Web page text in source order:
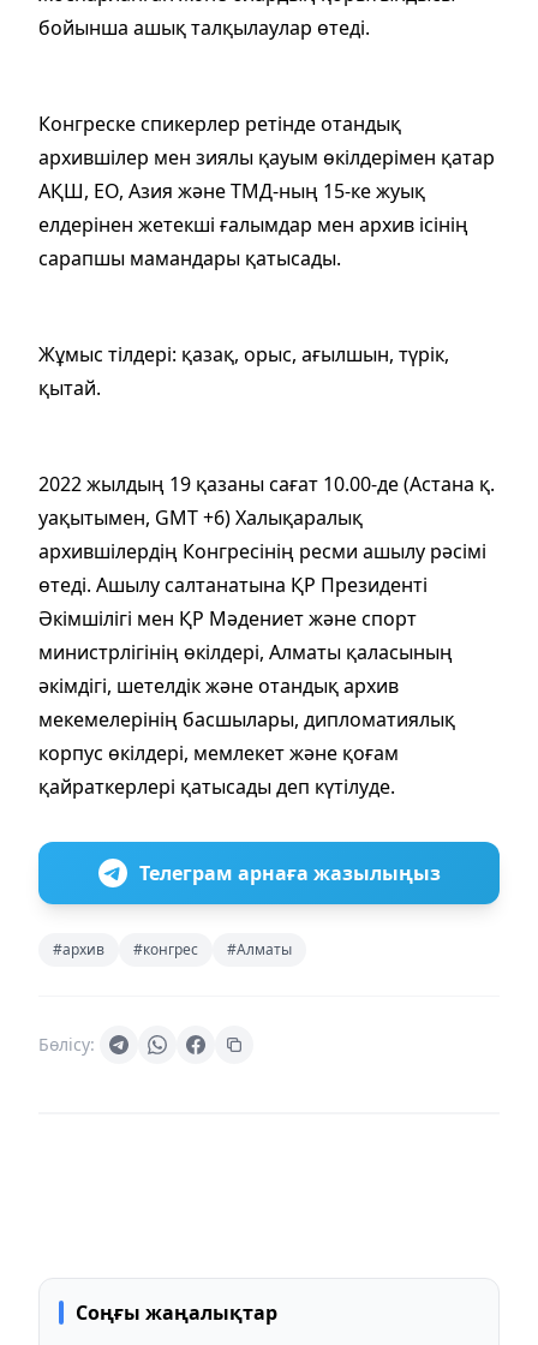
бойынша ашық талқылаулар өтеді.
Конгреске спикерлер ретінде отандық
архившілер мен зиялы қауым өкілдерімен қатар
АҚШ, ЕО, Азия және ТМД-ның 15-ке жуық
елдерінен жетекші ғалымдар мен архив ісінің
сарапшы мамандары қатысады.
Жұмыс тілдері: қазақ, орыс, ағылшын, түрік,
қытай.
2022 жылдың 19 қазаны сағат 10.00-де (Астана қ.
уақытымен, GMT +6) Халықаралық
архившілердің Конгресінің ресми ашылу рәсімі
өтеді. Ашылу салтанатына ҚР Президенті
Әкімшілігі мен ҚР Мәдениет және спорт
министрлігінің өкілдері, Алматы қаласының
әкімдігі, шетелдік және отандық архив
мекемелерінің басшылары, дипломатиялық
корпус өкілдері, мемлекет және қоғам
қайраткерлері қатысады деп күтілуде.
Телеграм арнаға жазылыңыз
#архив #конгрес #Алматы
Бөлісу:
Соңғы жаңалықтар